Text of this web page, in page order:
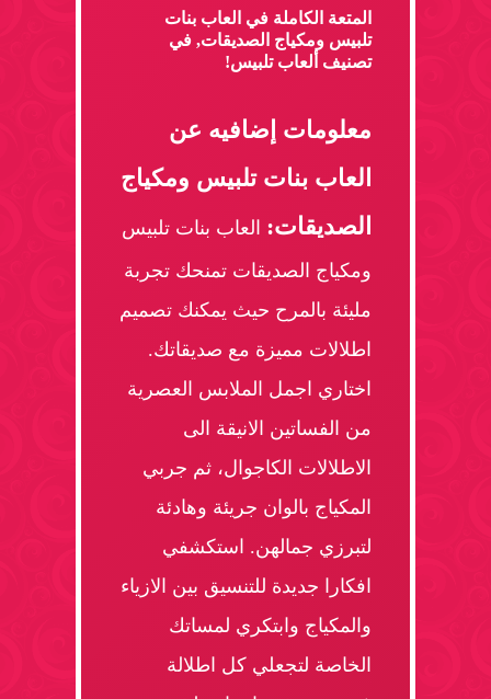
المتعة الكاملة في العاب بنات
تلبيس ومكياج الصديقات, في
تصنيف ألعاب تلبيس!
معلومات إضافيه عن
العاب بنات تلبيس ومكياج
الصديقات: العاب بنات تلبيس
ومكياج الصديقات تمنحك تجربة
مليئة بالمرح حيث يمكنك تصميم
اطلالات مميزة مع صديقاتك.
اختاري اجمل الملابس العصرية
من الفساتين الانيقة الى
الاطلالات الكاجوال، ثم جربي
المكياج بالوان جريئة وهادئة
لتبرزي جمالهن. استكشفي
افكارا جديدة للتنسيق بين الازياء
والمكياج وابتكري لمساتك
الخاصة لتجعلي كل اطلالة